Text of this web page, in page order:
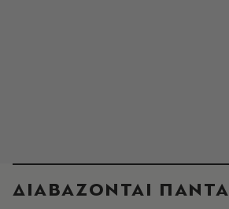
ΔΙΑΒΑΖΟΝΤΑΙ ΠΑΝΤΑ